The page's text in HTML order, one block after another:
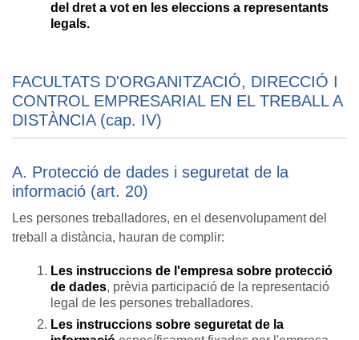
del dret a vot en les eleccions a representants
legals.
FACULTATS D'ORGANITZACIÓ, DIRECCIÓ I
CONTROL EMPRESARIAL EN EL TREBALL A
DISTÀNCIA (cap. IV)
A. Protecció de dades i seguretat de la
informació (art. 20)
Les persones treballadores, en el desenvolupament del
treball a distància, hauran de complir:
Les instruccions de l'empresa sobre protecció
de dades, prèvia participació de la representació
legal de les persones treballadores.
Les instruccions sobre seguretat de la